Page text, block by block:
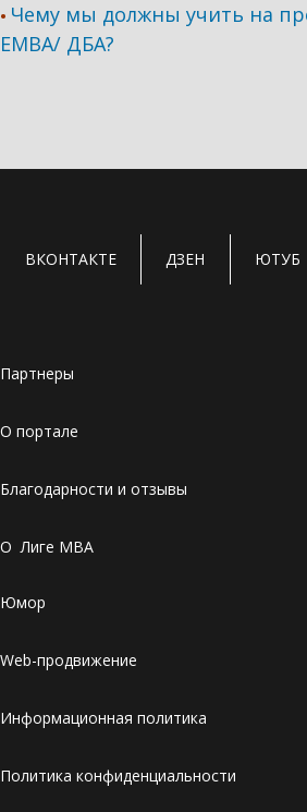
• Чему мы должны учить на
ЕМВА/ ДБА?
ВКОНТАКТЕ ДЗЕН ЮТУБ
Партнеры
О портале
Благодарности и отзывы
О Лиге MBA
Юмор
Web-продвижение
Информационная политика
Политика конфиденциальности